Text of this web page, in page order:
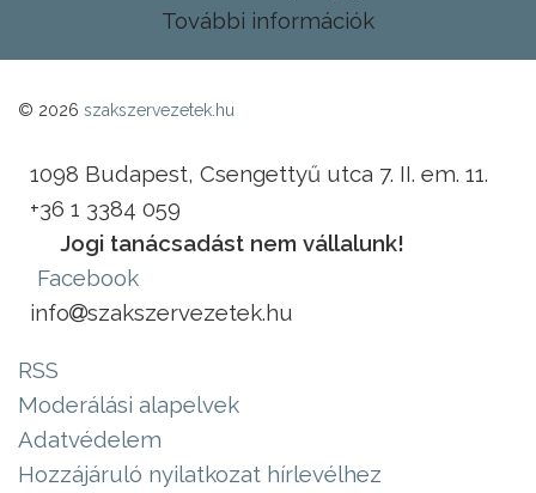
További információk
© 2026 szakszervezetek.hu
1098 Budapest, Csengettyű utca 7. II. em. 11.
+36 1 3384 059
Jogi tanácsadást nem vállalunk!
Facebook
info
szakszervezetek.hu
RSS
Moderálási alapelvek
Adatvédelem
Hozzájáruló nyilatkozat hírlevélhez